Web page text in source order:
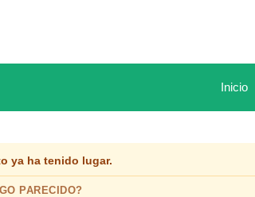
Inicio
ya ha tenido lugar.
PARECIDO?